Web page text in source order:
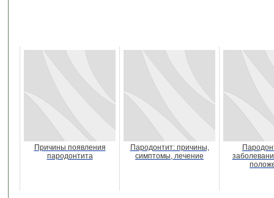
Причины появления
пародонтита
Пародонтит: причины,
симптомы, лечение